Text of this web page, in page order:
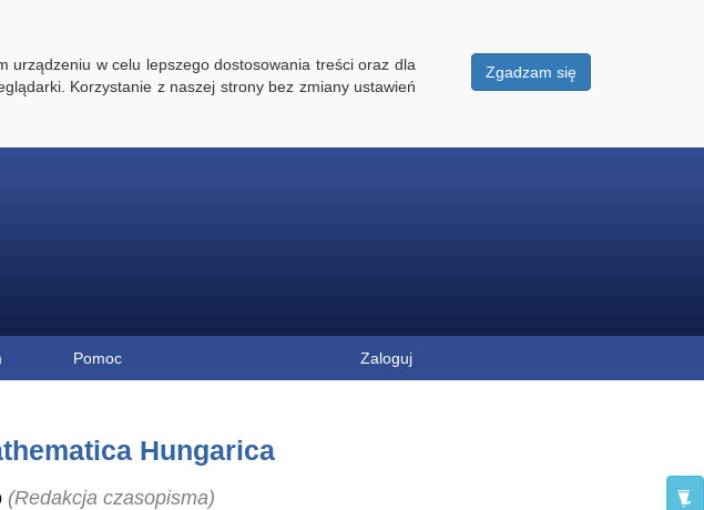
Zgadzam się
urządzeniu w celu lepszego dostosowania treści oraz dla
Korzystanie z naszej strony bez zmiany ustawień
Pomoc Zaloguj
Hungarica
(Redakcja czasopisma)